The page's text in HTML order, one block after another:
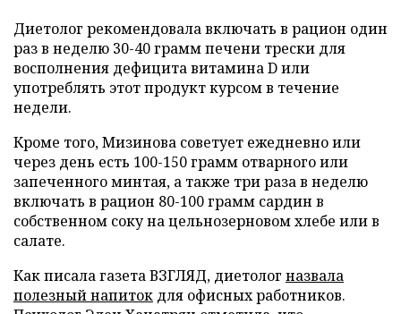
Диетолог рекомендовала включать в рацион один
раз в неделю 30-40 грамм печени трески для
восполнения дефицита витамина D или
употреблять этот продукт курсом в течение
недели.
Кроме того, Мизинова советует ежедневно или
через день есть 100-150 грамм отварного или
запеченного минтая, а также три раза в неделю
включать в рацион 80-100 грамм сардин в
собственном соку на цельнозерновом хлебе или в
салате.
Как писала газета ВЗГЛЯД, диетолог назвала
полезный напиток для офисных работников.